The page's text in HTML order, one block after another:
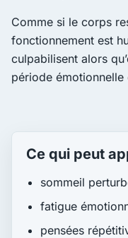
Comme si le corps
fonctionnement est
culpabilisent alors
période émotionnelle
Ce qui peut
sommeil
fatigue
pensées